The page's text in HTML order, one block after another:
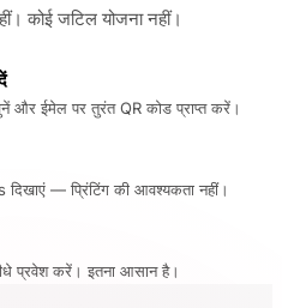
कोई जटिल योजना नहीं।
और ईमेल पर तुरंत QR कोड प्राप्त करें।
— प्रिंटिंग की आवश्यकता नहीं।
प्रवेश करें। इतना आसान है।